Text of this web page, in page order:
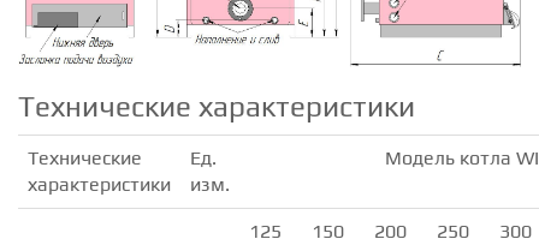
Технические характеристики
Технические
характеристики
Ед.
изм.
Модель котла
125 150 200 250 300